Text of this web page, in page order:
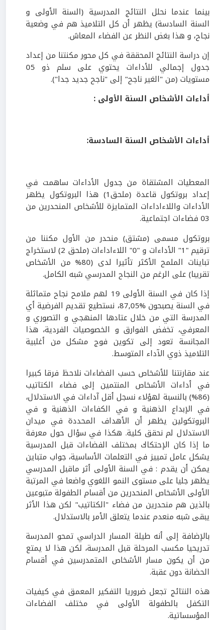
بينما عندما نحلل النتائج المدرسية (السنة الأولى و
السنة السادسة) يظهر أن كل التلاميذ هم في وضعية
نجاح، و هذا بغض النظر عن الفضاء المعاش.
إن دراسة النتائج المحققة في كل محور مكنتنا من إعداد
جدول إجمالي للأداءات يحتوي على سلم ذو 05
مستويات (من "الغير ناجح" إلى "ناجح جديد جدا").
أداءات الأشخاص السنة الأولى :
أداءات الأشخاص السنة السادسة:
المعطيات المشتقاة من جدول الأداءات ساهمت في
إعداد بروتكول قاعدة (ملحق1) هذا البروتكول يظهر
الأداءات واللاءاداءات المتمايزة للأشخاص المنحدرين من
03 فضاءات اجتماعية.
بروتكول مسمى (مشتق) منحدر من الأول مكننا من
ترقيم "1" الأداءات و "0" اللاءاداءات (ملحق 2) لاستخراج
تباينات الملمح الأكثر تأثيرا لدى (80% من الأشخاص
تقريبا) على الرغم من النجاح المدرسي شبه الكامل.
إذا كان في السنة الأولى 19 لهم ملامح نجاح متماثلة
في السنة يصبحون %87,05، نستطيع تقديم الفرضية أي
المدرسة التي من خلال عتادها المنهجي و التصوري و
المعرفي، تخفض الفوارق و الخصوصيات الفردية، هذا
المجانسة تعود إلى تكوين فوج مشكل من أغلبية
التلاميذ ذوي الآداء المتوسط.
عند مقارنتنا للأشخاص حسب الفضاءات نلاحظ فرقا كبيرا
في أداءات الأشخاص المنتمين إلى فضاء الكتاتيب
(86%) بالنسبة لهؤلاء نسجل أقل آداءات في الاستدلال،
في الإبداع الذهنية و في الكفاءات الذهنية و في
البروتكولين يظهر أن الأهداف المحددة في ميدان
الاستدلال لم نحقق كلية. هكذا في سؤال حول معرفة
ما إذا كان الإحتكاك بمختلف الفضاءات قبل المدرسية
يشكل عامل تمييز في التعلمات الأساسية، جواب متباين
يمكن أن يقدم : في السنة الأولى أثر ماقبل المدرسي
يظهر جليا على مستوى النمو اللغوي واضعا في المرتبة
الأولى الأشخاص المنحدرين من أقسام الطفولة متبوعين
بالذين هم منحدرين من فضاء "الكتاتيب" لكن هذا الأثر
يبقى شبه منعدم عندما يتعلق الأمر بالاستدلال.
بالإضافة إلى أنه طيلة المسار الدراسي تمحو المدرسة
تدريحيا مكسب المرحلة قبل المدرسة، لكن هذا لا يمتع
من أن يكون مسار الأشخاص المتمدرسين في أقسام
الحضانة دون عقبة.
هذه النتائج تجعل ضروريا التفكير المعمق في كيفيات
التكفل بالطفولة الأولى في مختلف الفضاءات
المؤسساتية.